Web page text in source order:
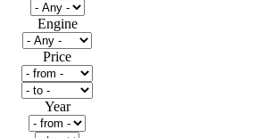
Engine
Price
Year